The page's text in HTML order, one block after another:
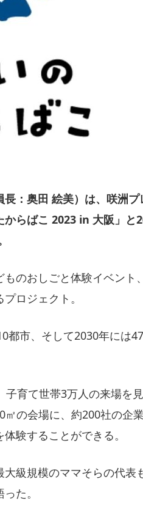
：奥田 絵美）は、咲洲
らばこ 2023 in 大阪」と
のおしごと体験イベント
ロジェクト。
市、そして2030年には
育て世帯3万人の来場を
の会場に、約200社の企
験することができる。
級規模のママそらの代表
た。